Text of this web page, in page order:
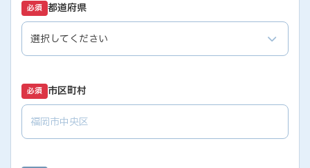
必須 都道府県
必須 市区町村